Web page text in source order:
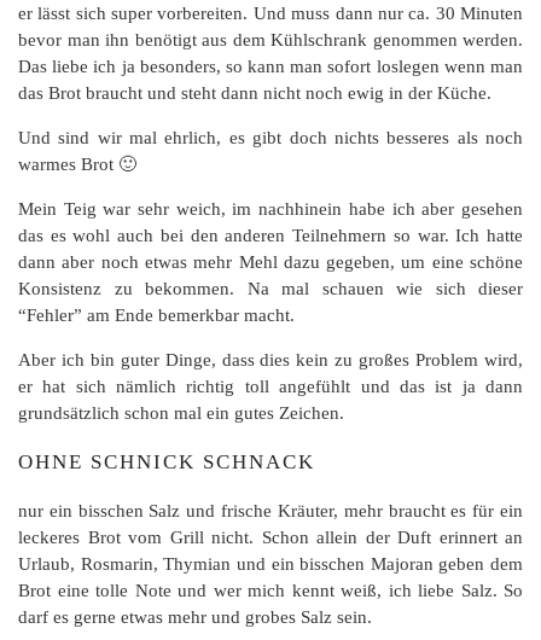
er lässt sich super vorbereiten. Und muss dann nur ca. 30 Minuten
bevor man ihn benötigt aus dem Kühlschrank genommen werden.
Das liebe ich ja besonders, so kann man sofort loslegen wenn man
das Brot braucht und steht dann nicht noch ewig in der Küche.
Und sind wir mal ehrlich, es gibt doch nichts besseres als noch
warmes Brot 🙂
Mein Teig war sehr weich, im nachhinein habe ich aber gesehen
das es wohl auch bei den anderen Teilnehmern so war. Ich hatte
dann aber noch etwas mehr Mehl dazu gegeben, um eine schöne
Konsistenz zu bekommen. Na mal schauen wie sich dieser
“Fehler” am Ende bemerkbar macht.
Aber ich bin guter Dinge, dass dies kein zu großes Problem wird,
er hat sich nämlich richtig toll angefühlt und das ist ja dann
grundsätzlich schon mal ein gutes Zeichen.
OHNE SCHNICK SCHNACK
nur ein bisschen Salz und frische Kräuter, mehr braucht es für ein
leckeres Brot vom Grill nicht. Schon allein der Duft erinnert an
Urlaub, Rosmarin, Thymian und ein bisschen Majoran geben dem
Brot eine tolle Note und wer mich kennt weiß, ich liebe Salz. So
darf es gerne etwas mehr und grobes Salz sein.